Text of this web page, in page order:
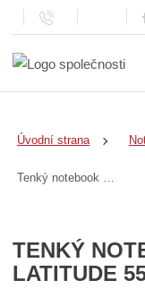
Úvodní strana
Tenký notebook - DELL Latitude 5520 stav "B"
TENKÝ
LATITUDE